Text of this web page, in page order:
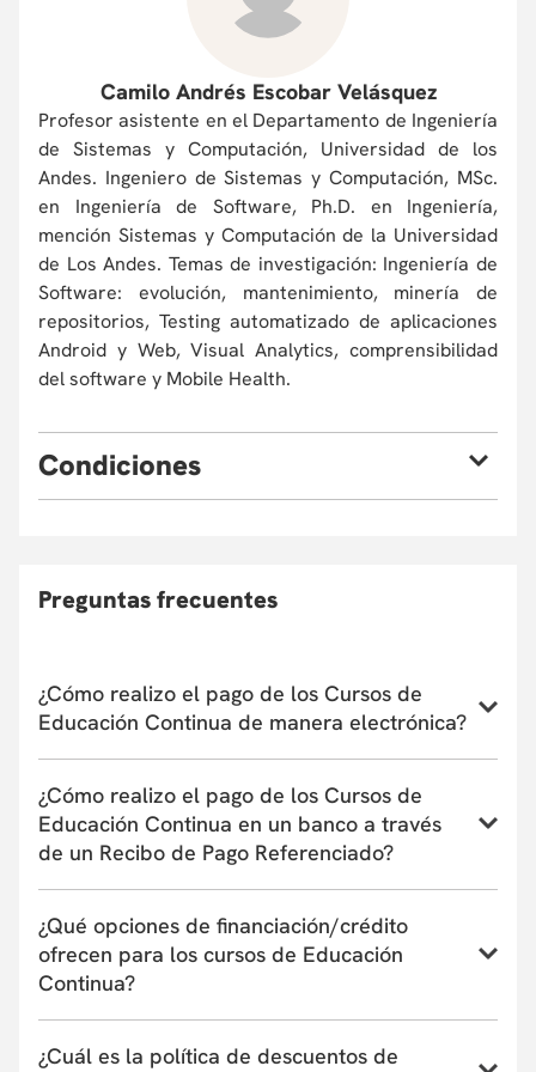
Camilo Andrés Escobar Velásquez
Profesor asistente en el Departamento de Ingeniería
de Sistemas y Computación, Universidad de los
Andes. Ingeniero de Sistemas y Computación, MSc.
en Ingeniería de Software, Ph.D. en Ingeniería,
mención Sistemas y Computación de la Universidad
de Los Andes. Temas de investigación: Ingeniería de
Software: evolución, mantenimiento, minería de
repositorios, Testing automatizado de aplicaciones
Android y Web, Visual Analytics, comprensibilidad
del software y Mobile Health.
Condiciones
curso de Educación Continua, asumiendo la diferencia si la
Departamento/Facultad que ofrece el curso se reserva el
derecho de admisión según el perfil académico de los
Preguntas frecuentes
¿Cómo realizo el pago de los Cursos de
Educación Continua de manera electrónica?
programa o taller de Educación Continua aquí
¿Cómo realizo el pago de los Cursos de
Educación Continua en un banco a través
de un Recibo de Pago Referenciado?
un Recibo de Pago Referenciado aquí
¿Qué opciones de financiación/crédito
ofrecen para los cursos de Educación
Continua?
entidades financieras que ofrecen financiación de
¿Cuál es la política de descuentos de